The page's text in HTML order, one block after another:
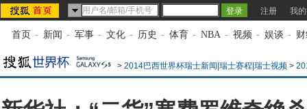
注册 我
首页 - 新闻 - 军事 - 文化 - 历史 - 体育 - NBA - 视频 - 娱谈 -
> 2014巴西世界杯瑞士新闻|瑞士赛程|瑞士视频 >